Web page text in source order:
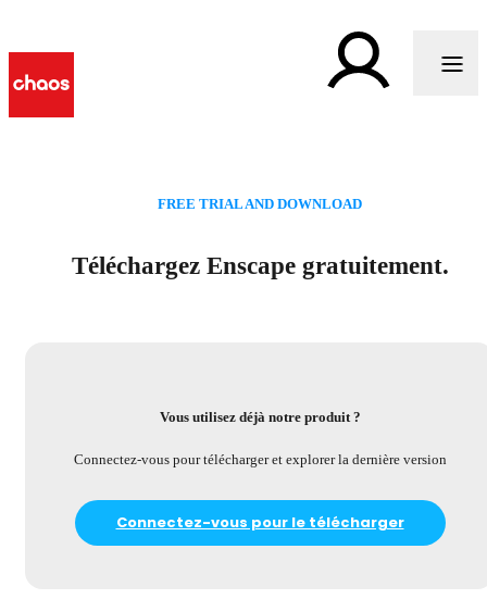
Téléchargez Enscape gratuitement.
FREE TRIAL AND DOWNLOAD
Vous utilisez déjà notre produit ?
Connectez-vous pour télécharger et explorer la dernière version
Connectez-vous pour le télécharger